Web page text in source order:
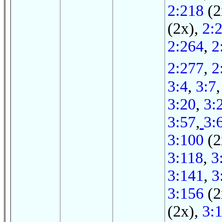
2:218
(2x),
2:264,
2:277,
3:4, 3:7
3:20,
3:57,
3:100
3:118,
3:141,
3:156
(2x),